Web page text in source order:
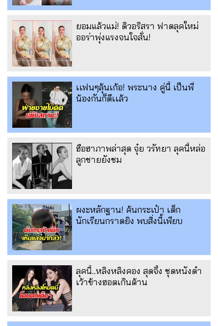
ยอมแล้วแม่! ดิวอริสรา ฟาดลุคใหม่
ออร่าพุ่งแรงจนใจสั่น!
เเฟนๆลุ้นเก้อ! พระนาง คู่นี้ เป็นพี่
น้องกันก็ดีเเล้ว
ฮือฮาภาพล่าสุด จุ๋ย วรัทยา ลุคนี้หล่อ
ลูกชายยังชม
ผงะหลักฐาน! ค้นกระเป๋า เด็ก
นักเรียนกราดยิง พบสิ่งนี้เพียบ
ลุคนี้..หลิงหลิงคอง สุดจึ้ง ชุดหนังดำ
เว้าข้างฮอตเกินต้าน